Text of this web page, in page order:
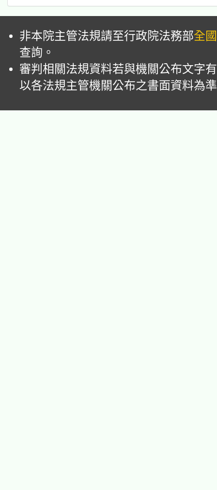
非本院主管法規請至行政院法務部全
查詢。
審判相關法規資料若與機關公布文字
以各法規主管機關公布之書面資料為